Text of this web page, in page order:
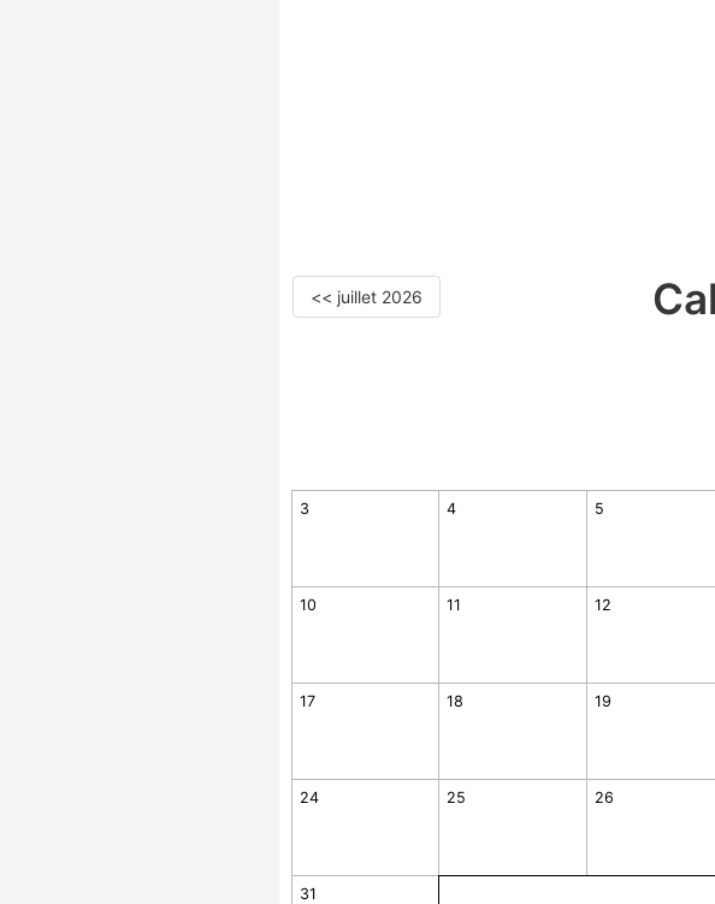
<< juillet 2026
3 4 5
10 11 12
17 18 19
24 25 26
31